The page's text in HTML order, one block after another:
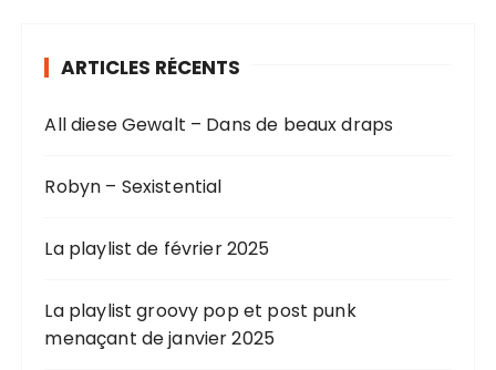
ARTICLES RÉCENTS
All diese Gewalt – Dans de beaux draps
Robyn – Sexistential
La playlist de février 2025
La playlist groovy pop et post punk
menaçant de janvier 2025